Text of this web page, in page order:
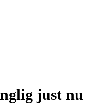
just nu